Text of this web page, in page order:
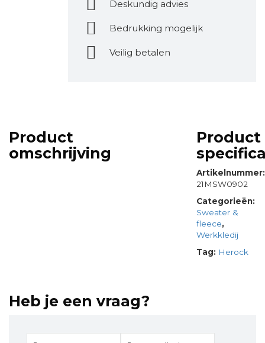
Deskundig advies
Bedrukking mogelijk
Veilig betalen
Product
omschrijving
Product
Artikelnummer:
21MSW0902
Categorieën:
Sweater &
fleece,
Werkkledij
Tag: Herock
Heb je een vraag?